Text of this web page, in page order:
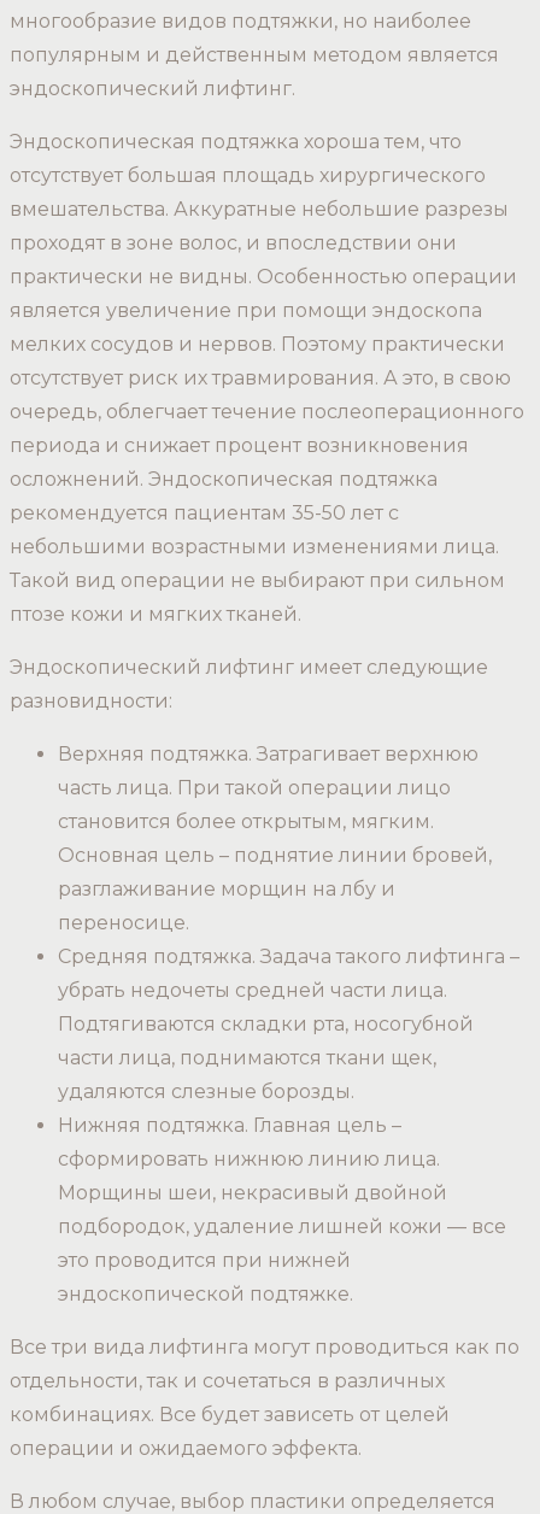
многообразие видов подтяжки, но наиболее
популярным и действенным методом является
эндоскопический лифтинг.
Эндоскопическая подтяжка хороша тем, что
отсутствует большая площадь хирургического
вмешательства. Аккуратные небольшие разрезы
проходят в зоне волос, и впоследствии они
практически не видны. Особенностью операции
является увеличение при помощи эндоскопа
мелких сосудов и нервов. Поэтому практически
отсутствует риск их травмирования. А это, в свою
очередь, облегчает течение послеоперационного
периода и снижает процент возникновения
осложнений. Эндоскопическая подтяжка
рекомендуется пациентам 35-50 лет с
небольшими возрастными изменениями лица.
Такой вид операции не выбирают при сильном
птозе кожи и мягких тканей.
Эндоскопический лифтинг имеет следующие
разновидности:
Верхняя подтяжка. Затрагивает верхнюю
часть лица. При такой операции лицо
становится более открытым, мягким.
Основная цель – поднятие линии бровей,
разглаживание морщин на лбу и
переносице.
Средняя подтяжка. Задача такого лифтинга –
убрать недочеты средней части лица.
Подтягиваются складки рта, носогубной
части лица, поднимаются ткани щек,
удаляются слезные борозды.
Нижняя подтяжка. Главная цель –
сформировать нижнюю линию лица.
Морщины шеи, некрасивый двойной
подбородок, удаление лишней кожи — все
это проводится при нижней
эндоскопической подтяжке.
Все три вида лифтинга могут проводиться как по
отдельности, так и сочетаться в различных
комбинациях. Все будет зависеть от целей
операции и ожидаемого эффекта.
В любом случае, выбор пластики определяется